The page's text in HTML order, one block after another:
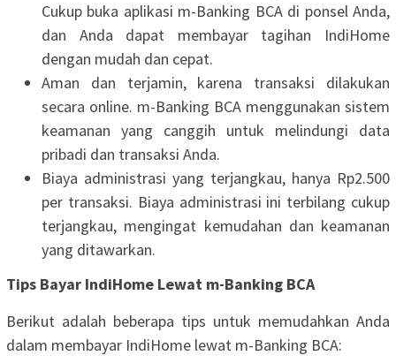
Cukup buka aplikasi m-Banking BCA di ponsel Anda,
dan Anda dapat membayar tagihan IndiHome
dengan mudah dan cepat.
Aman dan terjamin, karena transaksi dilakukan
secara online. m-Banking BCA menggunakan sistem
keamanan yang canggih untuk melindungi data
pribadi dan transaksi Anda.
Biaya administrasi yang terjangkau, hanya Rp2.500
per transaksi. Biaya administrasi ini terbilang cukup
terjangkau, mengingat kemudahan dan keamanan
yang ditawarkan.
Tips Bayar IndiHome Lewat m-Banking BCA
Berikut adalah beberapa tips untuk memudahkan Anda
dalam membayar IndiHome lewat m-Banking BCA: